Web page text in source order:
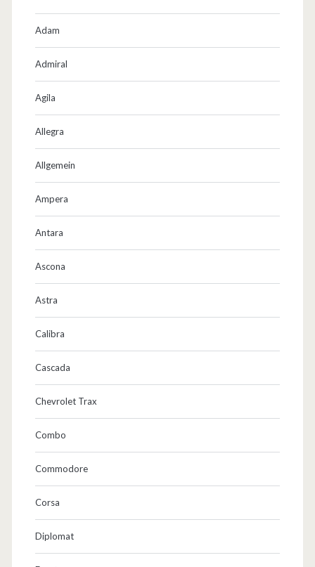
Adam
Admiral
Agila
Allegra
Allgemein
Ampera
Antara
Ascona
Astra
Calibra
Cascada
Chevrolet Trax
Combo
Commodore
Corsa
Diplomat